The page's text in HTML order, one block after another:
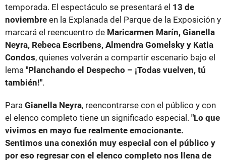
temporada. El espectáculo se presentará el 13 de
noviembre en la Explanada del Parque de la Exposición y
marcará el reencuentro de Maricarmen Marín, Gianella
Neyra, Rebeca Escribens, Almendra Gomelsky y Katia
Condos, quienes volverán a compartir escenario bajo el
lema "Planchando el Despecho – ¡Todas vuelven, tú
también!".
Para Gianella Neyra, reencontrarse con el público y con
el elenco completo tiene un significado especial. "Lo que
vivimos en mayo fue realmente emocionante.
Sentimos una conexión muy especial con el público y
por eso regresar con el elenco completo nos llena de